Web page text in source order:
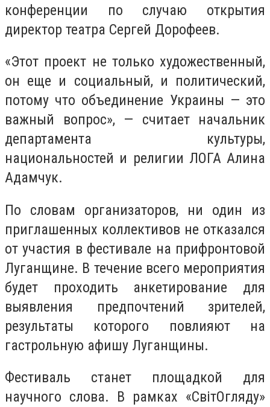
конференции по случаю открытия
директор театра Сергей Дорофеев.
«Этот проект не только художественный,
он еще и социальный, и политический,
потому что объединение Украины — это
важный вопрос», — считает начальник
департамента культуры,
национальностей и религии ЛОГА Алина
Адамчук.
По словам организаторов, ни один из
приглашенных коллективов не отказался
от участия в фестивале на прифронтовой
Луганщине. В течение всего мероприятия
будет проходить анкетирование для
выявления предпочтений зрителей,
результаты которого повлияют на
гастрольную афишу Луганщины.
Фестиваль станет площадкой для
научного слова. В рамках «СвітОгляду»